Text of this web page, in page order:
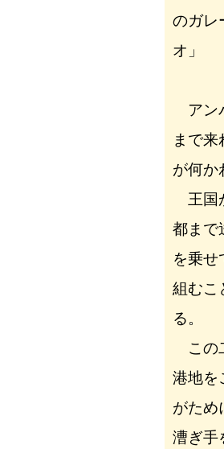
のガレ
オ」
アン
まで
が何か
王国
都まで
を乗せ
組むこ
る。
この
港地を
がため
漕ぎ手